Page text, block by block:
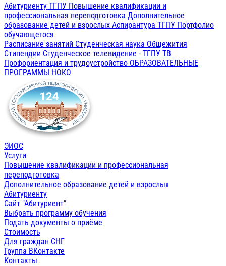
Абитуриенту ТГПУ Повышение квалификации и
профессиональная переподготовка Дополнительное
образование детей и взрослых Аспирантура ТГПУ Портфолио
обучающегося
Расписание занятий Студенческая наука Общежития
Стипендии Студенческое телевидение - ТГПУ ТВ
Профориентация и трудоустройство ОБРАЗОВАТЕЛЬНЫЕ
ПРОГРАММЫ НОКО
ЭИОС
Услуги
Повышение квалификации и профессиональная
переподготовка
Дополнительное образование детей и взрослых
Абитуриенту
Сайт "Абитуриент"
Выбрать программу обучения
Подать документы о приёме
Стоимость
Для граждан СНГ
Группа ВКонтакте
Контакты